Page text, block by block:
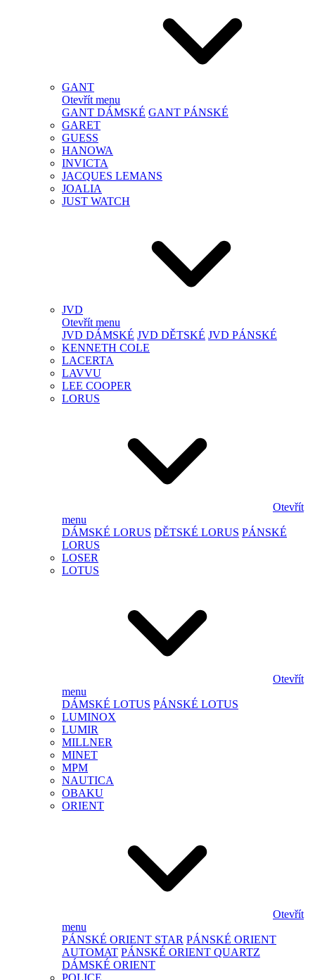
GANT
Otevřít menu
GANT DÁMSKÉ GANT PÁNSKÉ
GARET
GUESS
HANOWA
INVICTA
JACQUES LEMANS
JOALIA
JUST WATCH
JVD
Otevřít menu
JVD DÁMSKÉ JVD DĚTSKÉ JVD PÁNSKÉ
KENNETH COLE
LACERTA
LAVVU
LEE COOPER
LORUS
Otevřít
menu
DÁMSKÉ LORUS DĚTSKÉ LORUS PÁNSKÉ
LORUS
LOSER
LOTUS
Otevřít
menu
DÁMSKÉ LOTUS PÁNSKÉ LOTUS
LUMINOX
LUMIR
MILLNER
MINET
MPM
NAUTICA
OBAKU
ORIENT
Otevřít
menu
PÁNSKÉ ORIENT STAR PÁNSKÉ ORIENT
AUTOMAT PÁNSKÉ ORIENT QUARTZ
DÁMSKÉ ORIENT
POLICE